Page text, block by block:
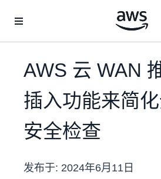
AWS 云 WAN
插入功能来简
安全检查
发布于: 2024年6月11日